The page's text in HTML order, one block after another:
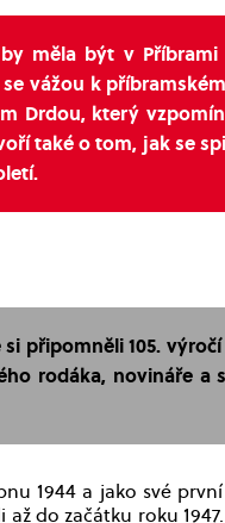
měla být v
vážou k
Drdou, který
také o tom, jak se
si připomněli 105.
rodáka, novináře a
1944 a jako své
až do začátku roku